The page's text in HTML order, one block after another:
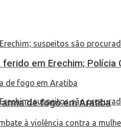
em Erechim; Polícia
de fogo em Aratiba